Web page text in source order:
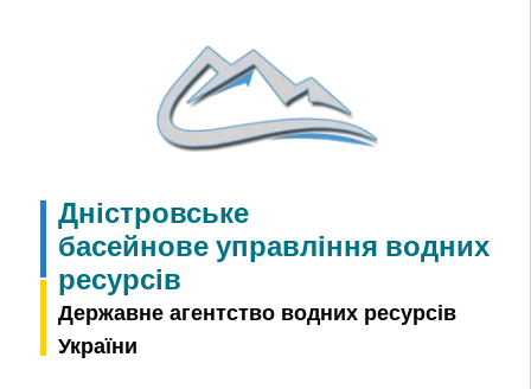
Дністровське
басейнове управління водних
ресурсів
Державне агентство водних ресурсів
України